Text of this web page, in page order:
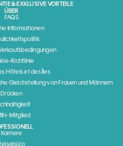
& EXKLUSIVE VORTEILE
ÜBER
FAQS
Informationen
Richtlinie
Hôtels et des Îles
Gleichstellung von Frauen und Männern
Drücken
Mitglied
Karriere